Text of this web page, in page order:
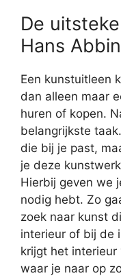
De
Hans
Een kunstuitleen
dan alleen maar
huren of kopen.
belangrijkste
die bij je past,
je deze
Hierbij geven we
nodig hebt. Zo
zoek naar kunst
interieur of bij de
krijgt het
waar je naar op